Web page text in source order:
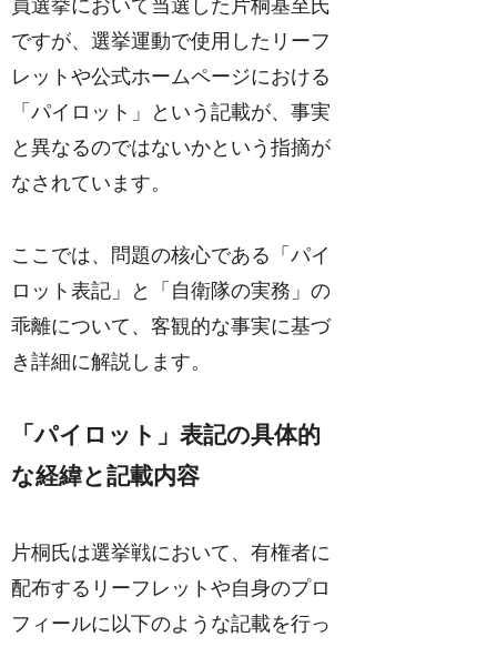
員選挙において当選した片桐基至氏
ですが、選挙運動で使用したリーフ
レットや公式ホームページにおける
「パイロット」という記載が、事実
と異なるのではないかという指摘が
なされています。
ここでは、問題の核心である「パイ
ロット表記」と「自衛隊の実務」の
乖離について、客観的な事実に基づ
き詳細に解説します。
「パイロット」表記の具体的
な経緯と記載内容
片桐氏は選挙戦において、有権者に
配布するリーフレットや自身のプロ
フィールに以下のような記載を行っ